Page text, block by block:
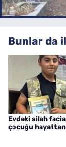
Bunlar da
Evdeki silah
çocuğu hayattan